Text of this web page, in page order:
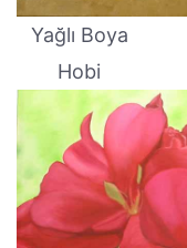
Yağlı Boya
Hobi